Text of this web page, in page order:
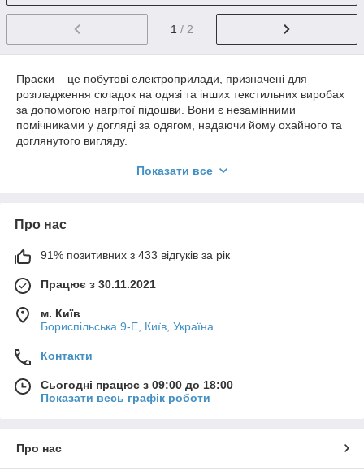
1 / 2
Праски – це побутові електроприлади, призначені для
розгладження складок на одязі та інших текстильних виробах
за допомогою нагрітої підошви. Вони є незамінними
помічниками у догляді за одягом, надаючи йому охайного та
доглянутого вигляду.
розгладжує тканину під тиском. Багато сучасних прасок
розм'якшувати волокна тканини, роблячи процес
Основні характеристики:
Потужність:
та кількість пари, що утворюється (зазвичай від
добре ковзає, але може прилипати), алюміній
(швидко нагрівається, легкий, але менш стійкий
Показати все
Про нас
91% позитивних з 433 відгуків за рік
Працює з 30.11.2021
м. Київ
Бориспільська 9-Е, Київ, Україна
Контакти
Сьогодні працює з 09:00 до 18:00
Показати весь графік роботи
Про нас